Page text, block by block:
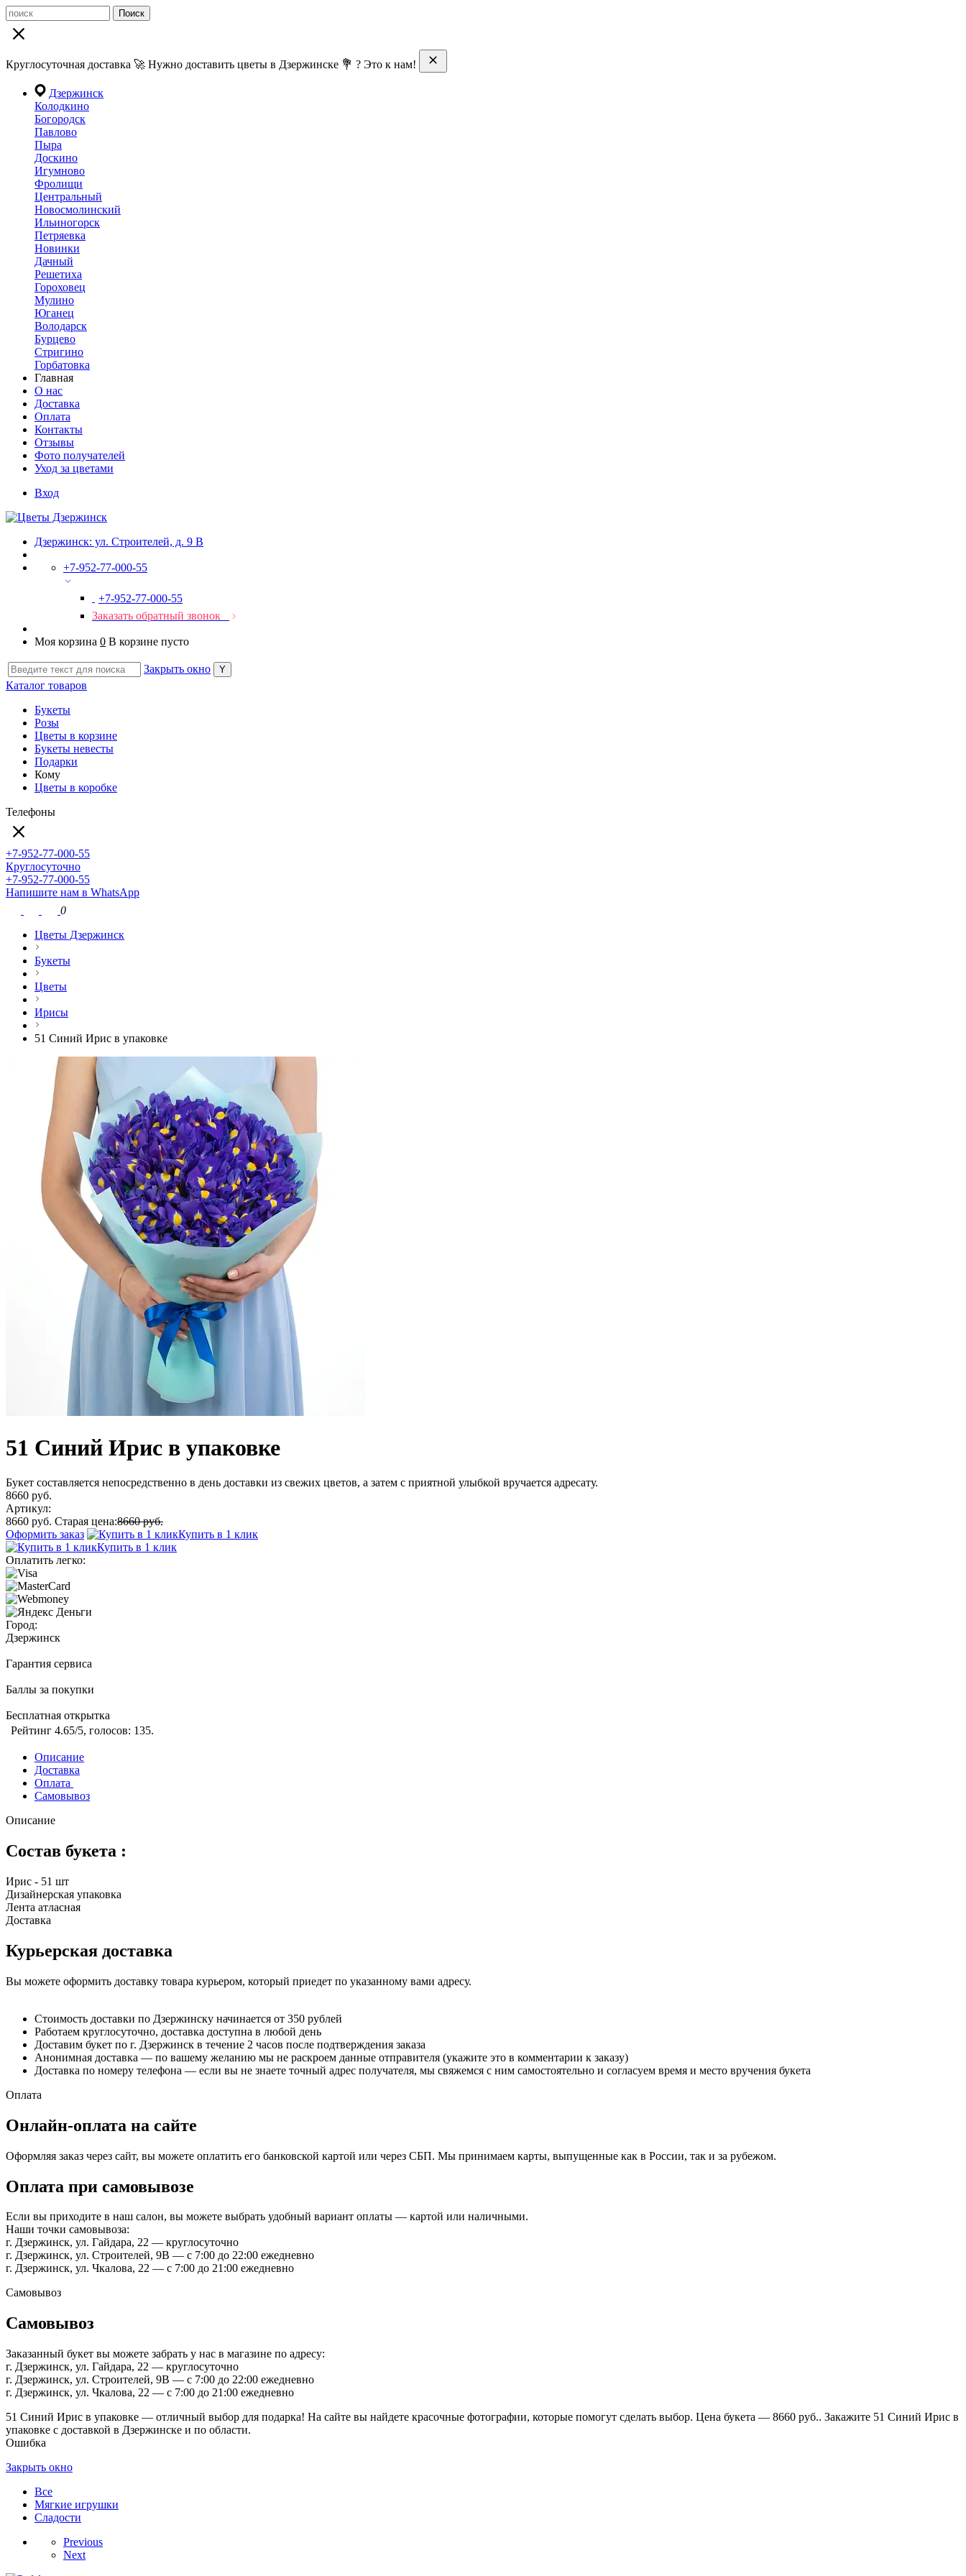
Поиск
Круглосуточная доставка 🚀 Нужно доставить цветы в Дзержинске 💐 ? Это к нам!
Дзержинск
Колодкино
Богородск
Павлово
Пыра
Доскино
Игумново
Фролищи
Центральный
Новосмолинский
Ильиногорск
Петряевка
Новинки
Дачный
Решетиха
Гороховец
Мулино
Юганец
Володарск
Бурцево
Стригино
Горбатовка
Главная
О нас
Доставка
Оплата
Контакты
Отзывы
Фото получателей
Уход за цветами
Вход
Дзержинск: ул. Строителей, д. 9 В
+7-952-77-000-55
+7-952-77-000-55
Заказать обратный звонок
Моя корзина 0 В корзине пусто
Закрыть окно
Каталог товаров
Букеты
Розы
Цветы в корзине
Букеты невесты
Подарки
Кому
Цветы в коробке
Телефоны
+7-952-77-000-55
Круглосуточно
+7-952-77-000-55
Напишите нам в WhatsApp
0
Цветы Дзержинск
Букеты
Цветы
Ирисы
51 Синий Ирис в упаковке
51 Синий Ирис в упаковке
Букет составляется непосредственно в день доставки из свежих цветов, а затем с приятной улыбкой вручается адресату.
8660 руб.
Артикул:
8660 руб. Старая цена:8660 руб.
Оформить заказ
Купить в 1 клик
Купить в 1 клик
Оплатить легко:
Город:
Дзержинск
Гарантия сервиса
Баллы за покупки
Бесплатная открытка
Рейтинг 4.65/5, голосов: 135.
Описание
Доставка
Оплата
Самовывоз
Описание
Состав букета :
Ирис - 51 шт
Дизайнерская упаковка
Лента атласная
Доставка
Курьерская доставка
Вы можете оформить доставку товара курьером, который приедет по указанному вами адресу.
Стоимость доставки по Дзержинску начинается от 350 рублей
Работаем круглосуточно, доставка доступна в любой день
Доставим букет по г. Дзержинск в течение 2 часов после подтверждения заказа
Анонимная доставка — по вашему желанию мы не раскроем данные отправителя (укажите это в комментарии к заказу)
Доставка по номеру телефона — если вы не знаете точный адрес получателя, мы свяжемся с ним самостоятельно и согласуем время и место вручения букета
Оплата
Онлайн-оплата на сайте
Оформляя заказ через сайт, вы можете оплатить его банковской картой или через СБП. Мы принимаем карты, выпущенные как в России, так и за рубежом.
Оплата при самовывозе
Если вы приходите в наш салон, вы можете выбрать удобный вариант оплаты — картой или наличными.
Наши точки самовывоза:
г. Дзержинск, ул. Гайдара, 22 — круглосуточно
г. Дзержинск, ул. Строителей, 9В — с 7:00 до 22:00 ежедневно
г. Дзержинск, ул. Чкалова, 22 — с 7:00 до 21:00 ежедневно
Самовывоз
Самовывоз
Заказанный букет вы можете забрать у нас в магазине по адресу:
г. Дзержинск, ул. Гайдара, 22 — круглосуточно
г. Дзержинск, ул. Строителей, 9В — с 7:00 до 22:00 ежедневно
г. Дзержинск, ул. Чкалова, 22 — с 7:00 до 21:00 ежедневно
51 Синий Ирис в упаковке — отличный выбор для подарка! На сайте вы найдете красочные фотографии, которые помогут сделать выбор. Цена букета — 8660 руб.. Закажите 51 Синий Ирис в
упаковке с доставкой в Дзержинске и по области.
Ошибка
Закрыть окно
Все
Мягкие игрушки
Сладости
Previous
Next